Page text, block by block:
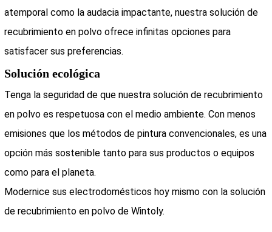
atemporal como la audacia impactante, nuestra solución de
recubrimiento en polvo ofrece infinitas opciones para
satisfacer sus preferencias.
Solución ecológica
Tenga la seguridad de que nuestra solución de recubrimiento
en polvo es respetuosa con el medio ambiente. Con menos
emisiones que los métodos de pintura convencionales, es una
opción más sostenible tanto para sus productos o equipos
como para el planeta.
Modernice sus electrodomésticos hoy mismo con la solución
de recubrimiento en polvo de Wintoly.